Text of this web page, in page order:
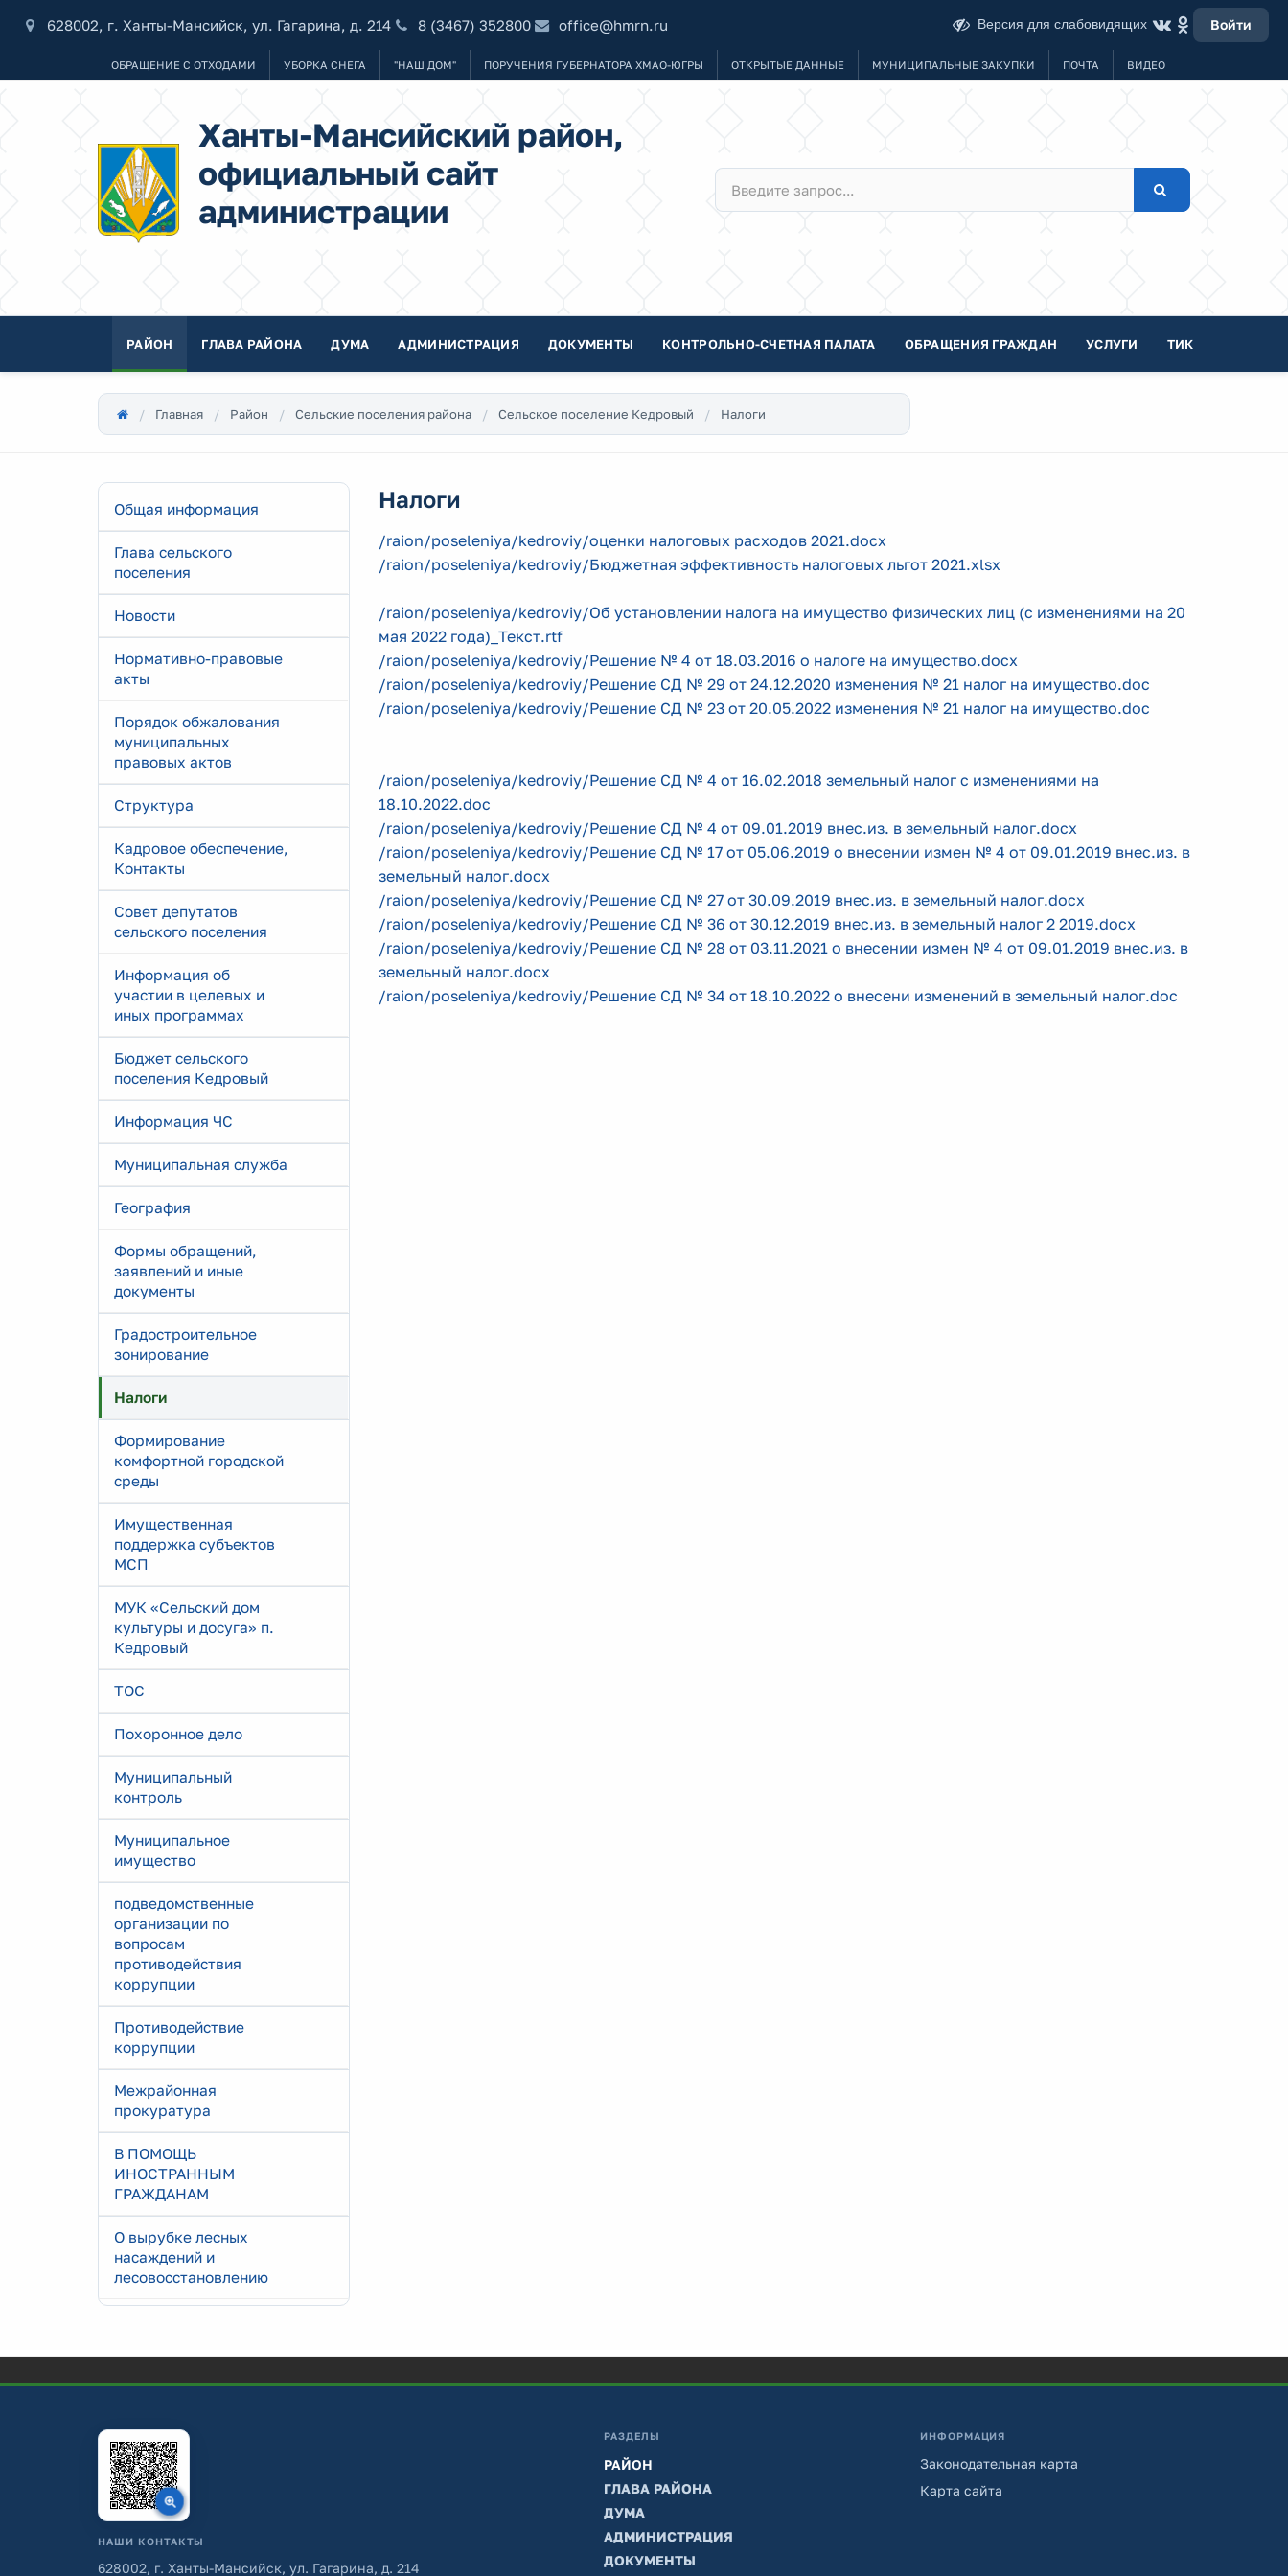
628002, г. Ханты-Мансийск, ул. Гагарина, д. 214 8 (3467) 352800 office@hmrn.ru Версия для слабовидящих Войти
ОБРАЩЕНИЕ С ОТХОДАМИ УБОРКА СНЕГА "НАШ ДОМ" ПОРУЧЕНИЯ ГУБЕРНАТОРА ХМАО-ЮГРЫ ОТКРЫТЫЕ ДАННЫЕ МУНИЦИПАЛЬНЫЕ ЗАКУПКИ ПОЧТА ВИДЕО
Ханты-Мансийский район,
официальный сайт
администрации
РАЙОН ГЛАВА РАЙОНА ДУМА АДМИНИСТРАЦИЯ ДОКУМЕНТЫ КОНТРОЛЬНО-СЧЕТНАЯ ПАЛАТА ОБРАЩЕНИЯ ГРАЖДАН УСЛУГИ ТИК
Главная Район Сельские поселения района Сельское поселение Кедровый Налоги
Общая информация
Глава сельского
поселения
Новости
Нормативно-правовые
акты
Порядок обжалования
муниципальных
правовых актов
Структура
Кадровое обеспечение,
Контакты
Совет депутатов
сельского поселения
Информация об
участии в целевых и
иных программах
Бюджет сельского
поселения Кедровый
Информация ЧС
Муниципальная служба
География
Формы обращений,
заявлений и иные
документы
Градостроительное
зонирование
Налоги
Формирование
комфортной городской
среды
Имущественная
поддержка субъектов
МСП
МУК «Сельский дом
культуры и досуга» п.
Кедровый
ТОС
Похоронное дело
Муниципальный
контроль
Муниципальное
имущество
подведомственные
организации по
вопросам
противодействия
коррупции
Противодействие
коррупции
Межрайонная
прокуратура
В ПОМОЩЬ
ИНОСТРАННЫМ
ГРАЖДАНАМ
О вырубке лесных
насаждений и
лесовосстановлению
Налоги
/raion/poseleniya/kedroviy/оценки налоговых расходов 2021.docx
/raion/poseleniya/kedroviy/Бюджетная эффективность налоговых льгот 2021.xlsx
/raion/poseleniya/kedroviy/Об установлении налога на имущество физических лиц (с изменениями на 20
мая 2022 года)_Текст.rtf
/raion/poseleniya/kedroviy/Решение № 4 от 18.03.2016 о налоге на имущество.docx
/raion/poseleniya/kedroviy/Решение СД № 29 от 24.12.2020 изменения № 21 налог на имущество.doc
/raion/poseleniya/kedroviy/Решение СД № 23 от 20.05.2022 изменения № 21 налог на имущество.doc
/raion/poseleniya/kedroviy/Решение СД № 4 от 16.02.2018 земельный налог с изменениями на
18.10.2022.doc
/raion/poseleniya/kedroviy/Решение СД № 4 от 09.01.2019 внес.из. в земельный налог.docx
/raion/poseleniya/kedroviy/Решение СД № 17 от 05.06.2019 о внесении измен № 4 от 09.01.2019 внес.из. в
земельный налог.docx
/raion/poseleniya/kedroviy/Решение СД № 27 от 30.09.2019 внес.из. в земельный налог.docx
/raion/poseleniya/kedroviy/Решение СД № 36 от 30.12.2019 внес.из. в земельный налог 2 2019.docx
/raion/poseleniya/kedroviy/Решение СД № 28 от 03.11.2021 о внесении измен № 4 от 09.01.2019 внес.из. в
земельный налог.docx
/raion/poseleniya/kedroviy/Решение СД № 34 от 18.10.2022 о внесени изменений в земельный налог.doc
НАШИ КОНТАКТЫ
628002, г. Ханты-Мансийск, ул. Гагарина, д. 214
РАЗДЕЛЫ
РАЙОН
ГЛАВА РАЙОНА
ДУМА
АДМИНИСТРАЦИЯ
ДОКУМЕНТЫ
ИНФОРМАЦИЯ
Законодательная карта
Карта сайта